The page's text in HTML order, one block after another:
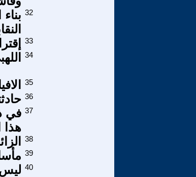
32
33
34
35
36
في
هذا
37
38
39
40